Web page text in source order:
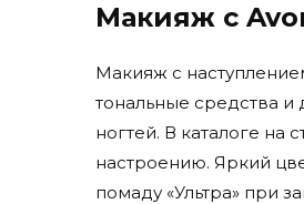
Макияж с
Макияж с
тональные средства и
ногтей. В каталоге на
настроению. Яркий
помаду «Ультра» при